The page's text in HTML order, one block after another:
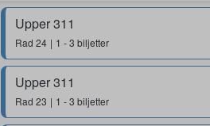
Upper 311
Rad 24 1 - 3 biljetter
Upper 311
Rad 23 1 - 3 biljetter